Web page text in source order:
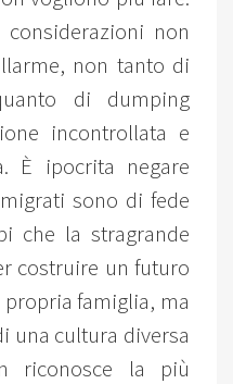
non
non tanto di
di dumping
incontrollata e
È ipocrita negare
sono di fede
che la stragrande
costruire un futuro
famiglia, ma
una cultura diversa
riconosce la più